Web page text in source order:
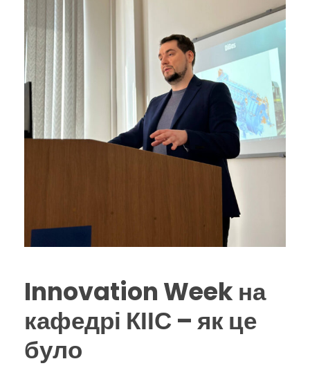
Innovation Week на
кафедрі КІІС – як це
було